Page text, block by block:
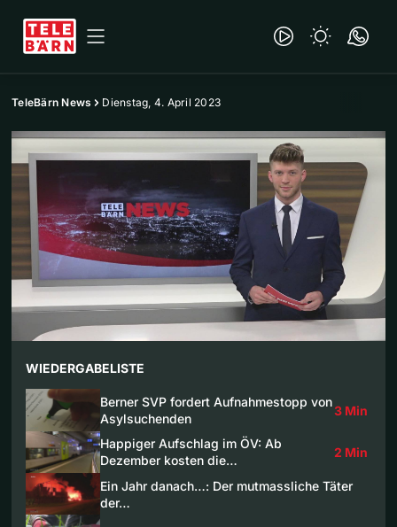
TeleBärn News Dienstag, 4. April 2023
WIEDERGABELISTE
Berner SVP fordert Aufnahmestopp von
Asylsuchenden
3 Min
Happiger Aufschlag im ÖV: Ab
Dezember kosten die…
2 Min
Ein Jahr danach…: Der mutmassliche Täter
der…